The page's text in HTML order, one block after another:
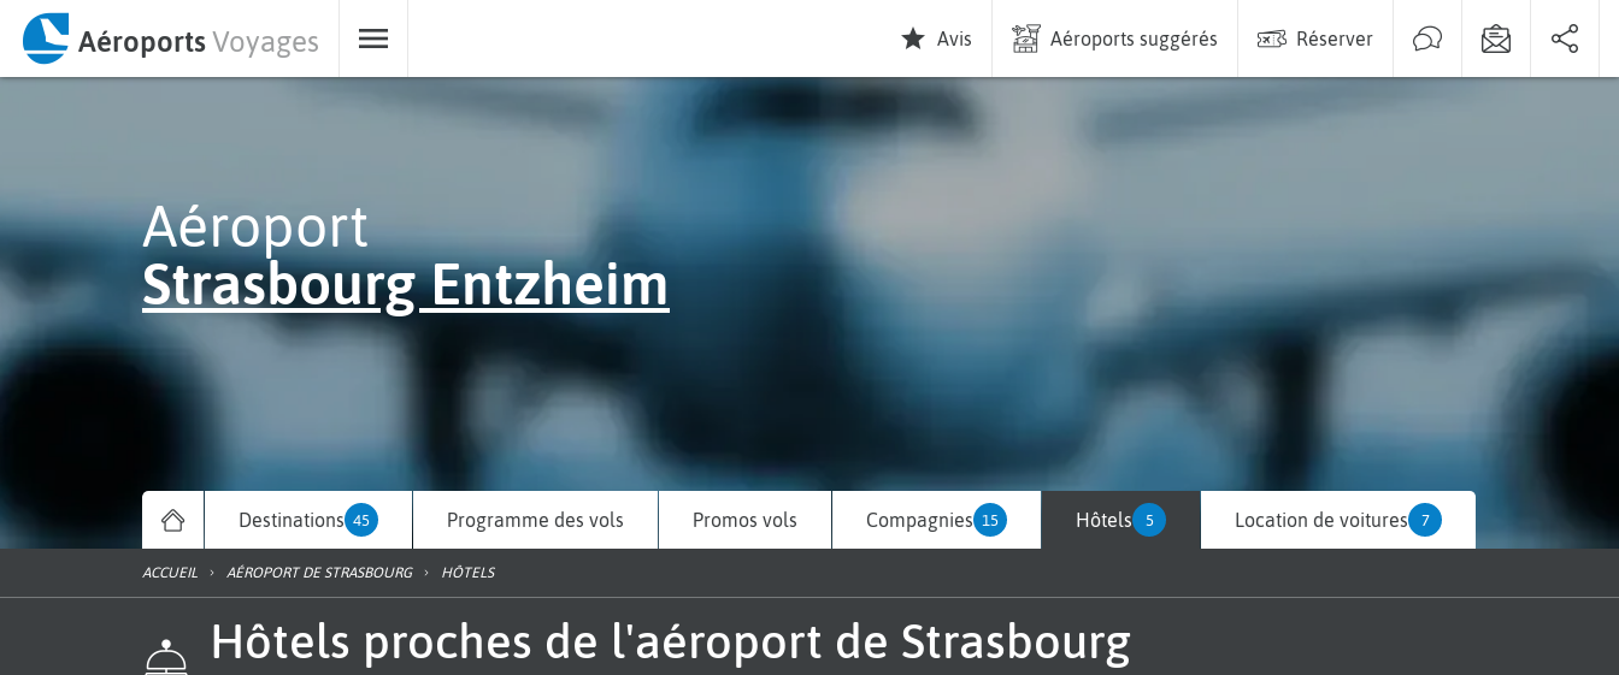
AéroportsVoyages Avis Aéroports suggérés Réserver
Aéroport
Strasbourg Entzheim
Destinations 45 Programme des vols Promos vols Compagnies 15 Hôtels 5 Location de voitures 7
ACCUEIL AÉROPORT DE STRASBOURG HÔTELS
Hôtels proches de l'aéroport de Strasbourg